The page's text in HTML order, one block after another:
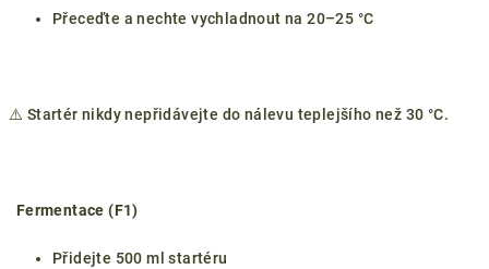
Přeceďte a nechte vychladnout na 20–25 °C
⚠️ Startér nikdy nepřidávejte do nálevu teplejšího než 30 °C.
Fermentace (F1)
Přidejte 500 ml startéru